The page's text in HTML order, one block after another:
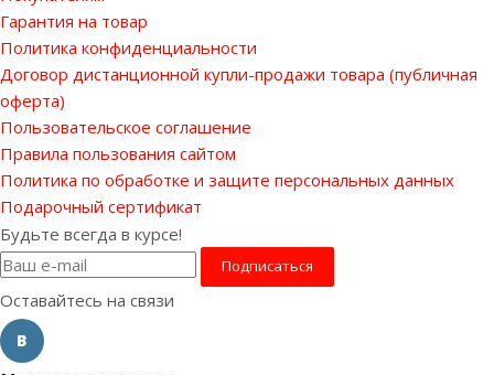
Гарантия на товар
Политика конфиденциальности
Договор дистанционной купли-продажи товара (публичная
оферта)
Пользовательское соглашение
Правила пользования сайтом
Политика по обработке и защите персональных данных
Подарочный сертификат
Будьте всегда в курсе!
Оставайтесь на связи